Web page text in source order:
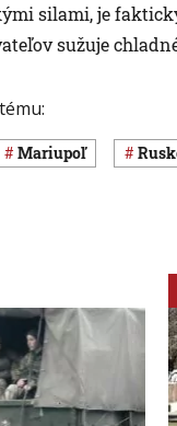
silami, je
sužuje
Mariupoľ